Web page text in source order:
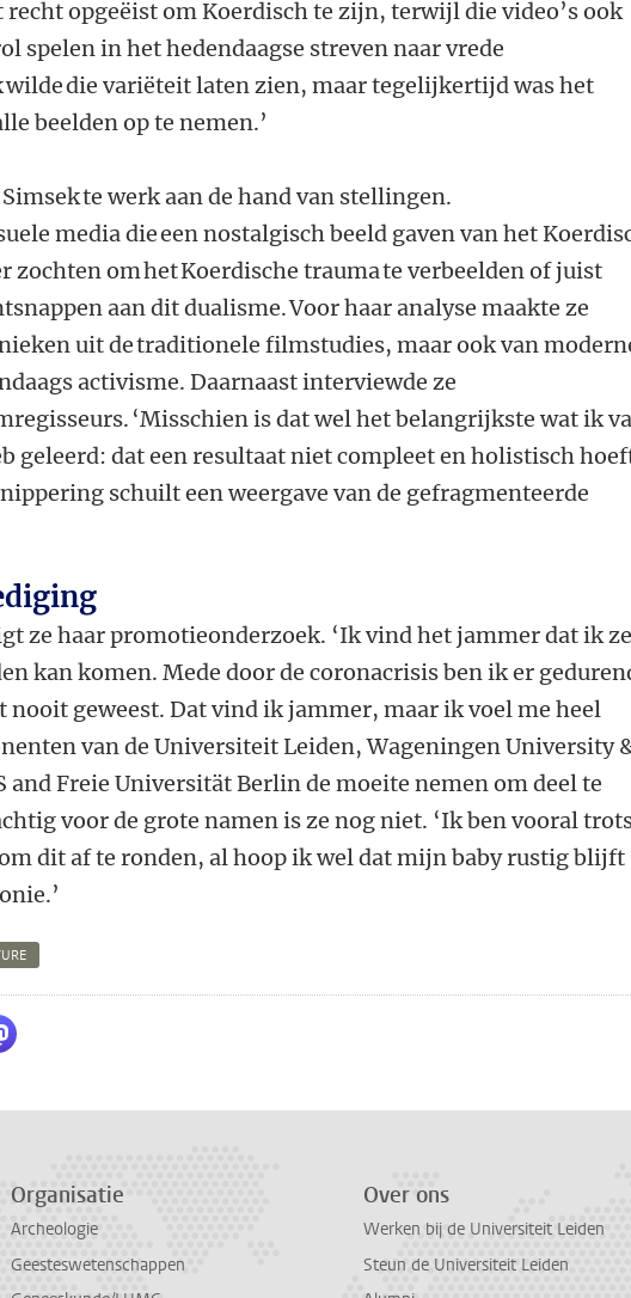
opgeëist om Koerdisch te zijn, terwijl die video’s ook
spelen in het hedendaagse streven naar vrede
wilde die variëteit laten zien, maar tegelijkertijd was het
beelden op te nemen.’
te werk aan de hand van stellingen.
media die een nostalgisch beeld gaven van het
zochten om het Koerdische trauma te verbeelden of juist
aan dit dualisme. Voor haar analyse maakte ze
uit de traditionele filmstudies, maar ook van
activisme. Daarnaast interviewde ze
‘Misschien is dat wel het belangrijkste wat ik
geleerd: dat een resultaat niet compleet en holistisch
schuilt een weergave van de gefragmenteerde
ze haar promotieonderzoek. ‘Ik vind het jammer dat ik
kan komen. Mede door de coronacrisis ben ik er
geweest. Dat vind ik jammer, maar ik voel me heel
van de Universiteit Leiden, Wageningen University
and Freie Universität Berlin de moeite nemen om deel te
voor de grote namen is ze nog niet. ‘Ik ben vooral
dit af te ronden, al hoop ik wel dat mijn baby rustig blijft
LinkedIn
via WhatsApp
via Mastodon
Organisatie
Archeologie
Geesteswetenschappen
Over ons
Werken bij de Universiteit Leiden
Steun de Universiteit Leiden